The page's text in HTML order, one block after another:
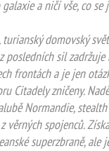
a ničí vše, co se
turianský domovský
posledních sil
frontách a je jen
Citadely zničeny.
Normandie,
věrných spojenců.
superzbraně, ale